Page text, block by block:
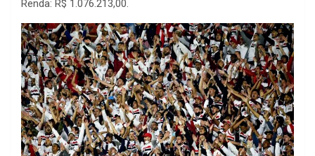
Renda: R$ 1.076.213,00.